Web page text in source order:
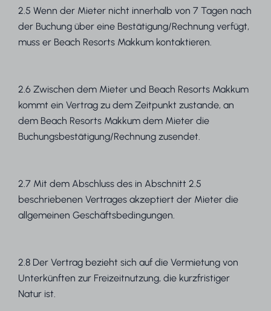
2.5 Wenn der Mieter nicht innerhalb von 7 Tagen nach
der Buchung über eine Bestätigung/Rechnung verfügt,
muss er Beach Resorts Makkum kontaktieren.
2.6 Zwischen dem Mieter und Beach Resorts Makkum
kommt ein Vertrag zu dem Zeitpunkt zustande, an
dem Beach Resorts Makkum dem Mieter die
Buchungsbestätigung/Rechnung zusendet.
2.7 Mit dem Abschluss des in Abschnitt 2.5
beschriebenen Vertrages akzeptiert der Mieter die
allgemeinen Geschäftsbedingungen.
2.8 Der Vertrag bezieht sich auf die Vermietung von
Unterkünften zur Freizeitnutzung, die kurzfristiger
Natur ist.